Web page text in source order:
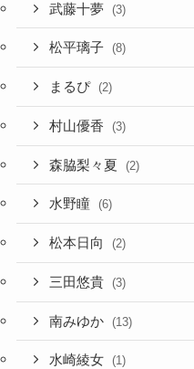
武藤十夢 (3)
松平璃子 (8)
まるぴ (2)
村山優香 (3)
森脇梨々夏 (2)
水野瞳 (6)
松本日向 (2)
三田悠貴 (3)
南みゆか (13)
水崎綾女 (1)